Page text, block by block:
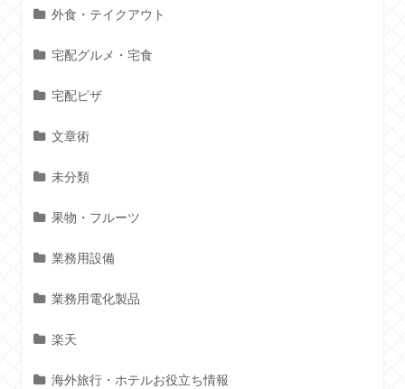
外食・テイクアウト
宅配グルメ・宅食
宅配ピザ
文章術
未分類
果物・フルーツ
業務用設備
業務用電化製品
楽天
海外旅行・ホテルお役立ち情報